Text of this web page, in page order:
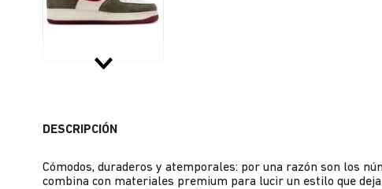
DESCRIPCIÓN
Cómodos, duraderos y atemporales: por una razón son los
combina con materiales premium para lucir un estilo que